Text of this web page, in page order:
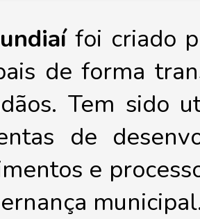
foi criado
de forma
Tem sido
de
e